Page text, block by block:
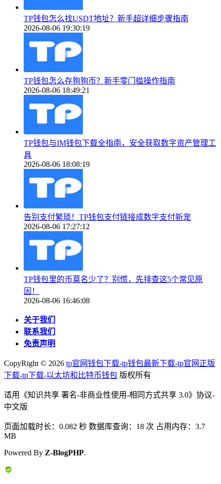
TP钱包怎么找USDT地址？新手超详细步骤指南
2026-08-06 19:30:19
TP钱包怎么存狗狗币？新手零门槛操作指南
2026-08-06 18:49:21
TP钱包与IM钱包下载全指南，安全获取数字资产管理工
具
2026-08-06 18:08:19
告别支付繁琐！TP钱包支付链接成数字支付新宠
2026-08-06 17:27:12
TP钱包里的币莫名少了？别慌，先排查这5个常见原
因！
2026-08-06 16:46:08
关于我们
联系我们
免责声明
CopyRight © 2026 tp官网钱包下载-tp钱包最新下载-tp官网正版
下载-tp下载-以太坊和比特币钱包 版权所有
适用《知识共享 署名-非商业性使用-相同方式共享 3.0》协议-
中文版
页面加载时长：0.082 秒 数据库查询：18 次 占用内存：3.7
MB
Powered By Z-BlogPHP.